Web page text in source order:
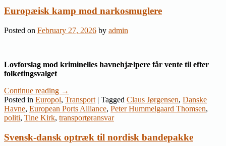
Europæisk kamp mod narkosmuglere
Posted on February 27, 2026 by admin
Lovforslag mod kriminelles havnehjælpere får vente til efter
folketingsvalget
Continue reading →
Posted in Europol, Transport | Tagged Claus Jørgensen, Danske
Havne, European Ports Alliance, Peter Hummelgaard Thomsen,
politi, Tine Kirk, transportøransvar
Svensk-dansk optræk til nordisk bandepakke